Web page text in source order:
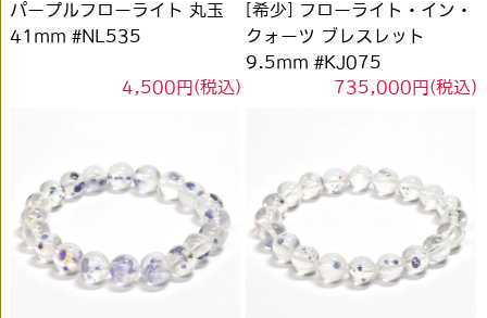
パープルフローライト 丸玉
41mm #NL535
4,500円(税込)
[希少] フローライト・イン・
クォーツ ブレスレット
9.5mm #KJ075
735,000円(税込)